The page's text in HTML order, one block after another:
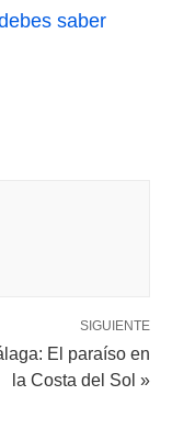
saber
SIGUIENTE
El paraíso en
la Costa del Sol »